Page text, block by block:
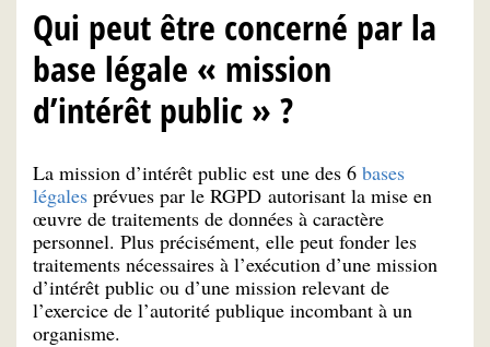
Qui peut être concerné par la
base légale « mission
d’intérêt public » ?
La mission d’intérêt public est une des 6 bases
légales prévues par le RGPD autorisant la mise en
œuvre de traitements de données à caractère
personnel. Plus précisément, elle peut fonder les
traitements nécessaires à l’exécution d’une mission
d’intérêt public ou d’une mission relevant de
l’exercice de l’autorité publique incombant à un
organisme.